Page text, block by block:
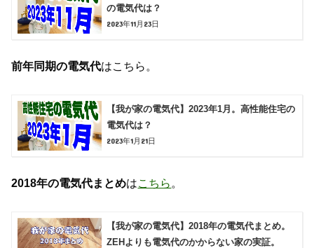
の電気代は？
2023年11月23日
前年同期の電気代はこちら。
【我が家の電気代】2023年1月。高性能住宅の
電気代は？
2023年1月21日
2018年の電気代まとめはこちら 。
【我が家の電気代】2018年の電気代まとめ。
ZEHよりも電気代のかからない家の実証。